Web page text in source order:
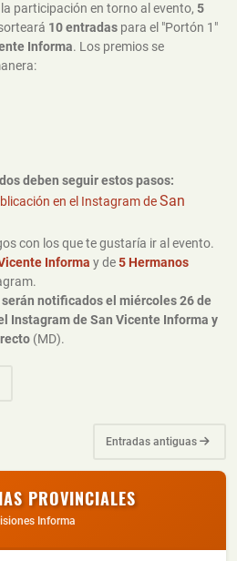
participación en torno al evento, 5
10 entradas para el "Portón 1"
Informa. Los premios se
deben seguir estos pasos:
en el Instagram deSan
con los que te gustaría ir al evento.
Informa y de5 Hermanos
notificados el miércoles 26 de
Instagram de San Vicente Informa y
(MD).
Entradas antiguas
PROVINCIALES
Informa